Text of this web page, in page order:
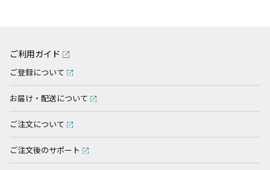
ご利用ガイド
ご登録について
お届け・配送について
ご注文について
ご注文後のサポート